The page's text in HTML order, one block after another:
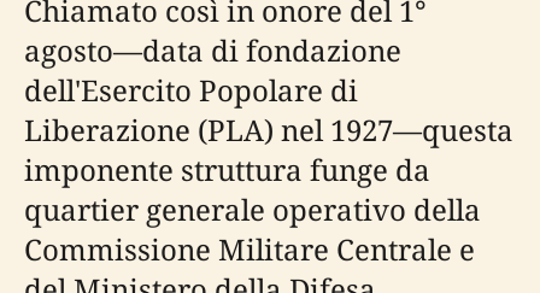
Chiamato così in onore del 1°
agosto—data di fondazione
dell'Esercito Popolare di
Liberazione (PLA) nel 1927—questa
imponente struttura funge da
quartier generale operativo della
Commissione Militare Centrale e